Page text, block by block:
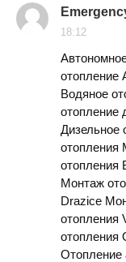
18:12
отопление
Водяное
отопление
Дизельное
отопления
отопления
Монтаж
Drazice
отопления
отопления
Отопление